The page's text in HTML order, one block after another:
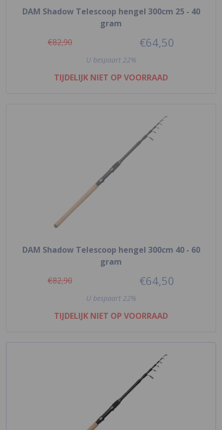
DAM Shadow Telescoop hengel 300cm 25 - 40
gram
€82,90
€64,50
U bespaart 22%
TIJDELIJK NIET OP VOORRAAD
DAM Shadow Telescoop hengel 300cm 40 - 60
gram
€82,90
€64,50
U bespaart 22%
TIJDELIJK NIET OP VOORRAAD